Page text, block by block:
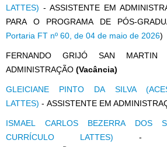
LATTES) - ASSISTENTE EM
PARA O PROGRAMA DE PÓS-
Portaria FT nº 60, de 04 de maio de 2026)
FERNANDO GRIJÓ SAN
ADMINISTRAÇÃO (Vacância)
GLEICIANE PINTO DA SILVA
LATTES) - ASSISTENTE EM
ISMAEL CARLOS BEZERRA DOS
CURRÍCULO LATTES) -